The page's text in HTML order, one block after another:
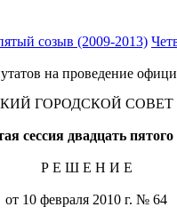
созыв (2009-2013)
на проведение
ГОРОДСКОЙ СОВЕТ
сессия двадцать
Р Е Ш Е Н И Е
от 10 февраля 2010 г. № 64